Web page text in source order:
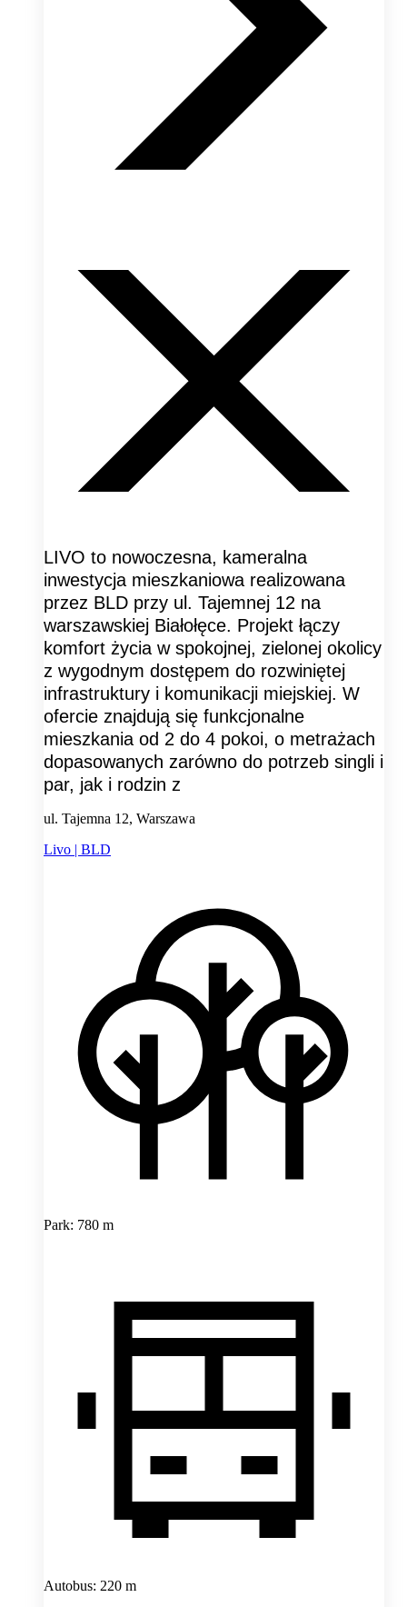
LIVO to nowoczesna, kameralna
inwestycja mieszkaniowa realizowana
przez BLD przy ul. Tajemnej 12 na
warszawskiej Białołęce. Projekt łączy
komfort życia w spokojnej, zielonej okolicy
z wygodnym dostępem do rozwiniętej
infrastruktury i komunikacji miejskiej. W
ofercie znajdują się funkcjonalne
mieszkania od 2 do 4 pokoi, o metrażach
dopasowanych zarówno do potrzeb singli i
par, jak i rodzin z
ul. Tajemna 12, Warszawa
Livo | BLD
Park: 780 m
Autobus: 220 m